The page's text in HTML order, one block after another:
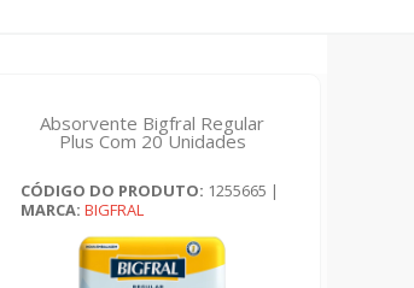
Absorvente Bigfral Regular
Plus Com 20 Unidades
CÓDIGO DO PRODUTO: 1255665 |
MARCA: BIGFRAL
QUERO FAZER UMA AVALIAÇÃO